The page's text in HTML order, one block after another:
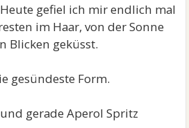
gefiel ich mir endlich mal
im Haar, von der Sonne
Blicken geküsst.
gesündeste Form.
gerade Aperol Spritz